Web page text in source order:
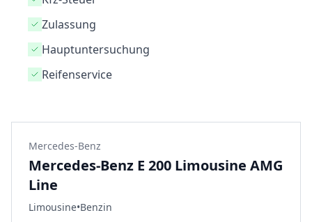
Zulassung
Hauptuntersuchung
Reifenservice
Mercedes-Benz
Mercedes-Benz E 200 Limousine AMG
Line
Limousine•Benzin